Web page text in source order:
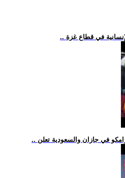
في قطاع غزة
في جازان والسعودية تعلن